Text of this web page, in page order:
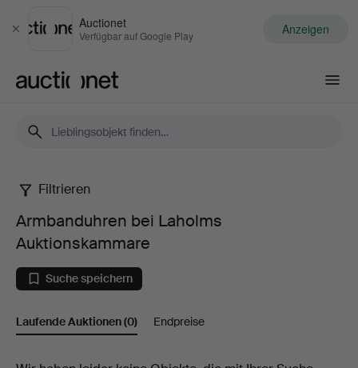
Schließen
Auctionet
Verfügbar auf Google Play Anzeigen
Armbanduhren
bei
Laholms
Auktionskammare
Filtrieren
Armbanduhren bei Laholms
Auktionskammare
Suche speichern
Laufende Auktionen(0) Endpreise